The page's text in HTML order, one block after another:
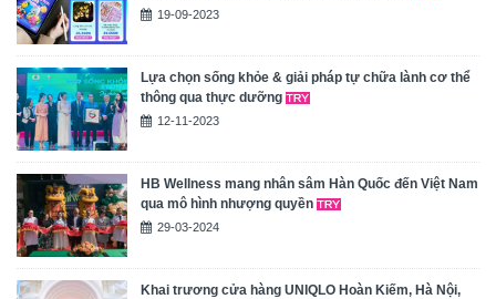
19-09-2023
Lựa chọn sống khỏe & giải pháp tự chữa lành cơ thể
thông qua thực dưỡng
12-11-2023
HB Wellness mang nhân sâm Hàn Quốc đến Việt Nam
qua mô hình nhượng quyền
29-03-2024
Khai trương cửa hàng UNIQLO Hoàn Kiếm, Hà Nội,